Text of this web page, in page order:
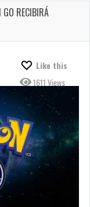
RECIBIRÁ
Like this
1611 Views